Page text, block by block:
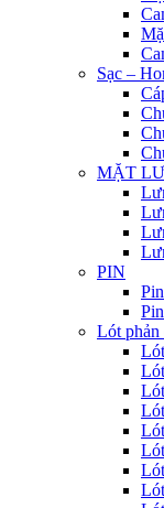
Sạc –
MẶT
PIN
Lót phản